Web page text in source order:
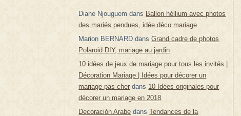
Diane Njouguem dans Ballon héllium avec photos
des mariés pendues, idée déco mariage
Marion BERNARD dansGrand cadre de photos
Polaroid DIY, mariage au jardin
10 idées de jeux de mariage pour tous les invités |
Décoration Mariage | Idées pour décorer un
mariage pas cherdans 10 Idées originales pour
décorer un mariage en 2018
Decoración Arabe dansTendances de la